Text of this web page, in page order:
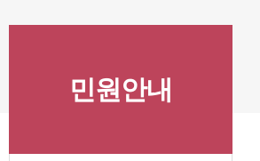
시
민원안내